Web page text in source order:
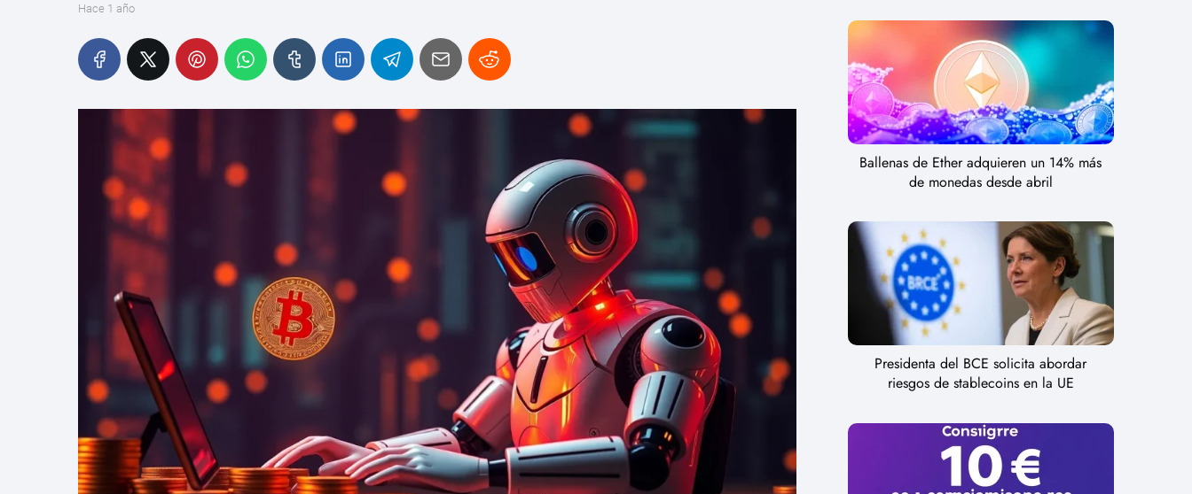
hace 1 año
Ballenas de Ether adquieren un 14% más
de monedas desde abril
Presidenta del BCE solicita abordar
riesgos de stablecoins en la UE